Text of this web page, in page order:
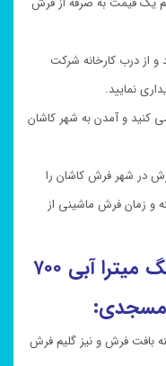
از درب کارخانه شرکت
نمایید.
کنید و آمدن به شهر کاشان
در شهر فرش کاشان را
و زمان فرش ماشینی از
فرش ماشینی ۸ رنگ میترا آبی ۷۰۰
مسجدی:
بافت فرش و نیز گلیم فرش